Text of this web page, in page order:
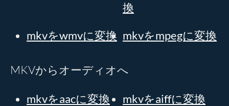
換
mkvをwmvに変換 mkvをmpegに変換
MKVからオーディオへ
mkvをaacに変換 mkvをaiffに変換